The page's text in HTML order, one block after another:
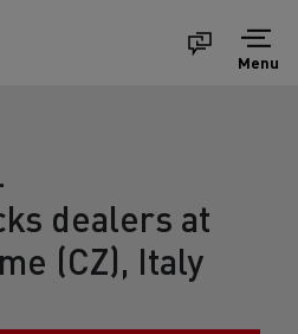
Menu
dealers at
(CZ), Italy